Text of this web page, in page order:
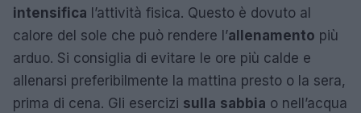
intensifica l’attività fisica. Questo è dovuto al
calore del sole che può rendere l’allenamento più
arduo. Si consiglia di evitare le ore più calde e
allenarsi preferibilmente la mattina presto o la sera,
prima di cena. Gli esercizi sulla sabbia o nell’acqua